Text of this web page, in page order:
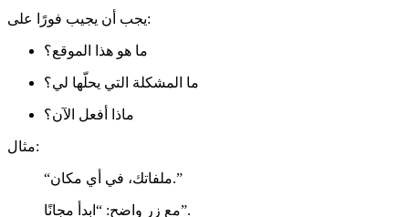
يجب أن يجيب فورًا على:
ما هو هذا الموقع؟
ما المشكلة التي يحلّها لي؟
ماذا أفعل الآن؟
مثال:
“ملفاتك، في أي مكان.”
مع زر واضح: “ابدأ مجانًا”.